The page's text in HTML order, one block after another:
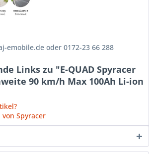
emobile.de oder 0172-23 66 288
Links zu "E-QUAD Spyracer
90 km/h Max 100Ah Li-ion
Spyracer